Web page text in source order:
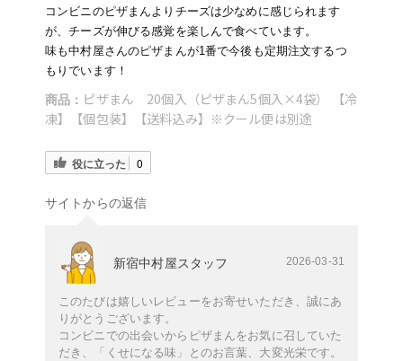
コンビニのピザまんよりチーズは少なめに感じられます
が、チーズが伸びる感覚を楽しんで食べています。
味も中村屋さんのピザまんが1番で今後も定期注文するつ
もりでいます！
商品： ピザまん 20個入（ピザまん5個入×4袋） 【冷
凍】【個包装】【送料込み】※クール便は別途
役に立った 0
サイトからの返信
新宿中村屋スタッフ 2026-03-31
このたびは嬉しいレビューをお寄せいただき、誠にあ
りがとうございます。
コンビニでの出会いからピザまんをお気に召していた
だき、「くせになる味」とのお言葉、大変光栄です。